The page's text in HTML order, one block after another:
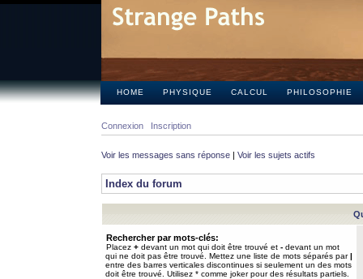
HOME PHYSIQUE CALCUL PHILOSOPHIE
Connexion Inscription
Voir les messages sans réponse | Voir les sujets actifs
Index du forum
Rechercher par mots-clés:
Placez + devant un mot qui doit être trouvé et - devant un mot
qui ne doit pas être trouvé. Mettez une liste de mots séparés par|
entre des barres verticales discontinues si seulement un des mots
doit être trouvé. Utilisez * comme joker pour des résultats partiels.